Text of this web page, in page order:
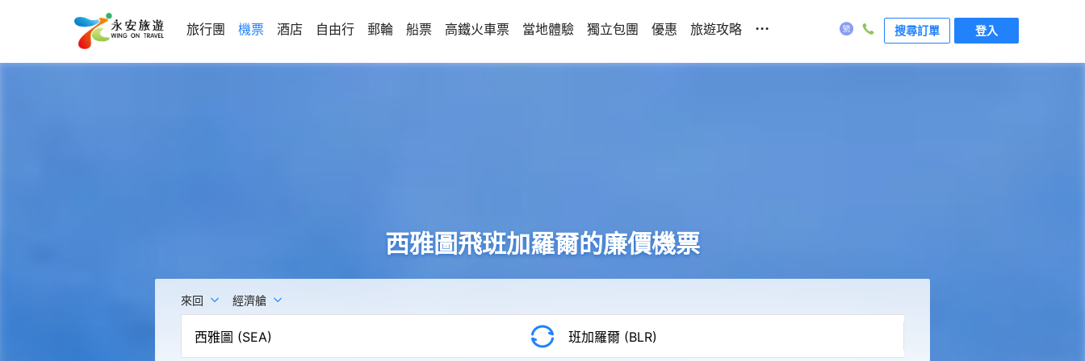
旅行團 機票 酒店 自由行 郵輪 船票 高鐵火車票 當地體驗 獨立包團 優惠 旅遊攻略 ... 搜尋訂單 登入
西雅圖飛班加羅爾的廉價機票
來回 經濟艙